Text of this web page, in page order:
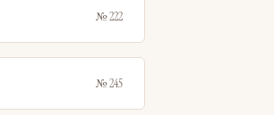
№ 222
№ 245